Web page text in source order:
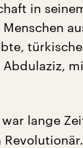
in
lange